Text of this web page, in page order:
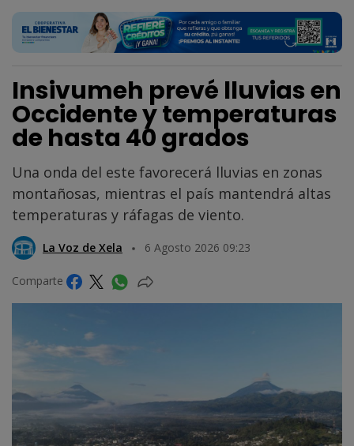
Insivumeh prevé lluvias en
Occidente y temperaturas
de hasta 40 grados
Una onda del este favorecerá lluvias en zonas
montañosas, mientras el país mantendrá altas
temperaturas y ráfagas de viento.
La Voz de Xela 6 Agosto 2026 09:23
Comparte